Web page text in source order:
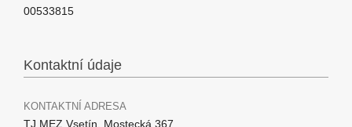
00533815
Kontaktní údaje
KONTAKTNÍ ADRESA
TJ MEZ Vsetín, Mostecká 367